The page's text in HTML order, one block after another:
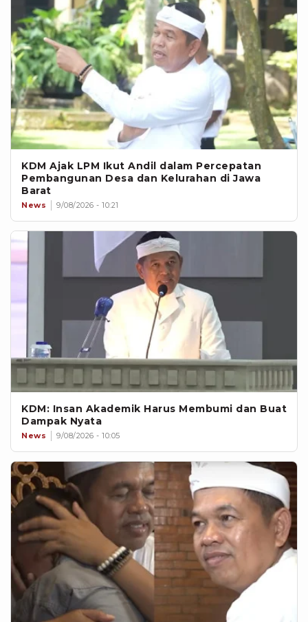
KDM Ajak LPM Ikut Andil dalam Percepatan
Pembangunan Desa dan Kelurahan di Jawa
Barat
News 9/08/2026 - 10:21
KDM: Insan Akademik Harus Membumi dan Buat
Dampak Nyata
News 9/08/2026 - 10:05